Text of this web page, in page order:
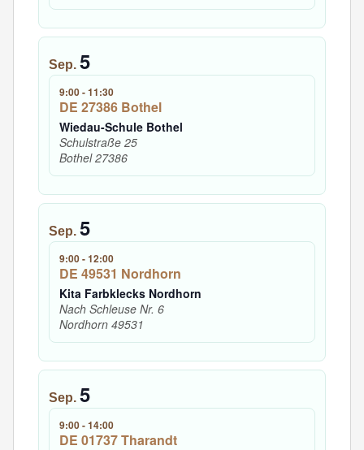
Sep. 5
9:00-11:30
DE 27386 Bothel
Wiedau-Schule Bothel
Schulstraße 25
Bothel27386
Sep. 5
9:00-12:00
DE 49531 Nordhorn
Kita Farbklecks Nordhorn
Nach Schleuse Nr. 6
Nordhorn 49531
Sep. 5
9:00-14:00
DE 01737 Tharandt